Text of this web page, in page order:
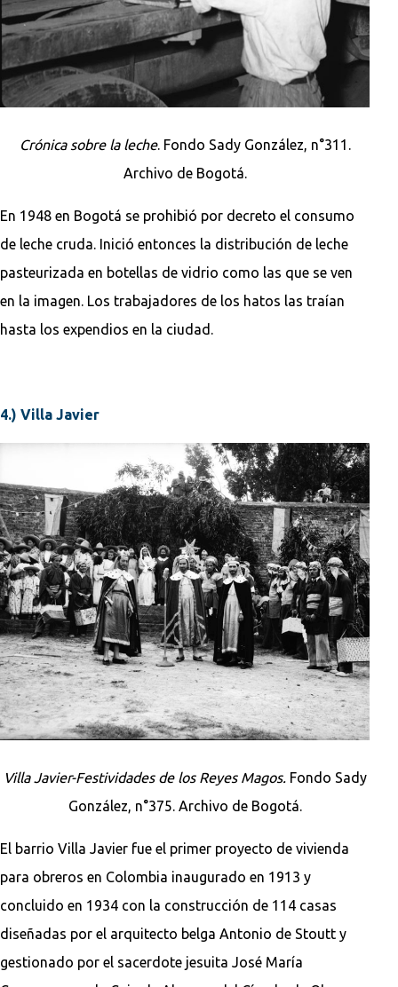
Crónica sobre la leche. Fondo Sady González, n°311.
Archivo de Bogotá.
En 1948 en Bogotá se prohibió por decreto el consumo
de leche cruda. Inició entonces la distribución de leche
pasteurizada en botellas de vidrio como las que se ven
en la imagen. Los trabajadores de los hatos las traían
hasta los expendios en la ciudad.
4.) Villa Javier
Villa Javier-Festividades de los Reyes Magos.Fondo Sady
González, n°375. Archivo de Bogotá.
El barrio Villa Javier fue el primer proyecto de vivienda
para obreros en Colombia inaugurado en 1913 y
concluido en 1934 con la construcción de 114 casas
diseñadas por el arquitecto belga Antonio de Stoutt y
gestionado por el sacerdote jesuita José María